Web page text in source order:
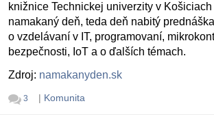
knižnice Technickej univerzity v
namakaný deň, teda deň nabitý
o vzdelávaní v IT, programovaní,
bezpečnosti, IoT a o ďalších témach.
Zdroj: namakanyden.sk
3 | Komunita